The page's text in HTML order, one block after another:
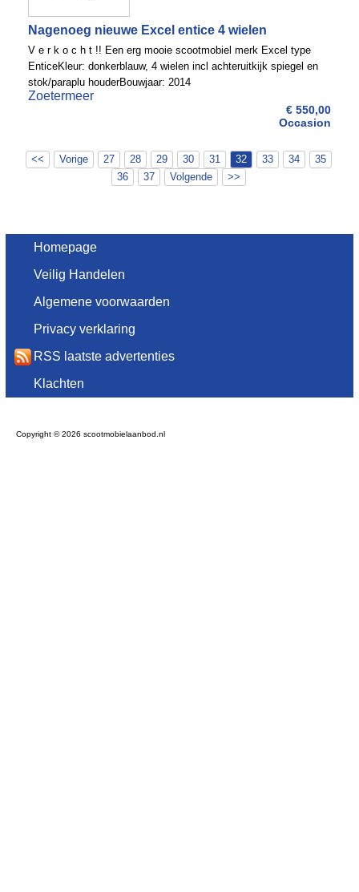
Nagenoeg nieuwe Excel entice 4 wielen
V e r k o c h t !! Een erg mooie scootmobiel merk Excel type
EnticeKleur: donkerblauw, 4 wielen incl achteruitkijk spiegel en
stok/paraplu houderBouwjaar: 2014
Zoetermeer
€ 550,00
Occasion
<< Vorige 27 28 29 30 31 32 33 34
35
36
37 Volgende >>
Homepage
Veilig Handelen
Algemene voorwaarden
Privacy verklaring
RSS laatste advertenties
Klachten
Copyright © 2026 scootmobielaanbod.nl